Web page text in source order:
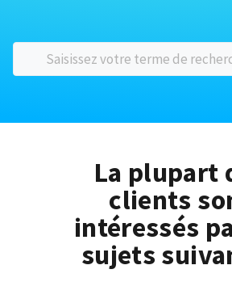
La plupart
clients
intéressés
sujets